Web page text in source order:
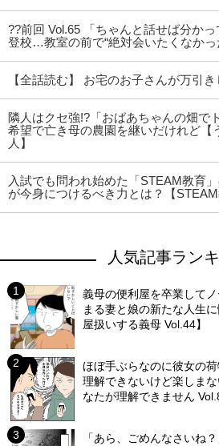
??前回 Vol.65 「ちゃんと話せば分か
登校…教室の前で“絶対会いたくなかっ
【全話読む】 お宅のお子さんが万引き
隣人はクセ強!?「おばあちゃんの畑で
希望で亡き母の農園を継いだけれど【
人】
入試でも問われ始めた「STEAM教育
が今身につけるべき力とは？【STEAM
人気記事ラン
義母の便利屋を卒業して
まる妻と娘の新たな人生
屋扱いする義母 Vol.44】
ほぼ手ぶらなのに彼女の
理解できないけど楽しま
なたが理解できません
「あら、ごめんなさいね